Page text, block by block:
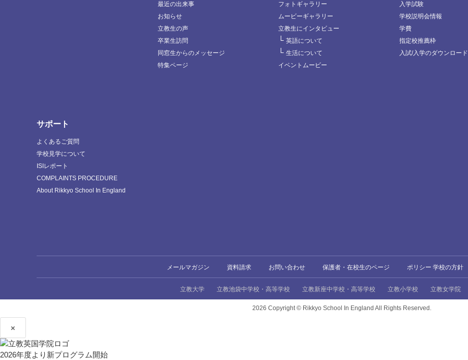
最近の出来事
お知らせ
立教生の声
卒業生訪問
同窓生からのメッセージ
特集ページ
フォトギャラリー
ムービーギャラリー
立教生にインタビュー
└ 英語について
└ 生活について
イベントムービー
入学試験
学校説明会情報
学費
指定校推薦枠
入試/入学のダウンロード
サポート
よくあるご質問
学校見学について
ISIレポート
COMPLAINTS PROCEDURE
About Rikkyo School In England
メールマガジン 資料請求 お問い合わせ 保護者・在校生のページ ポリシー 学校の方針
立教大学 立教池袋中学校・高等学校 立教新座中学校・高等学校 立教小学校 立教女学院
2026 Copyright © Rikkyo School In England All Rights Reserved.
×
2026年度より新プログラム開始